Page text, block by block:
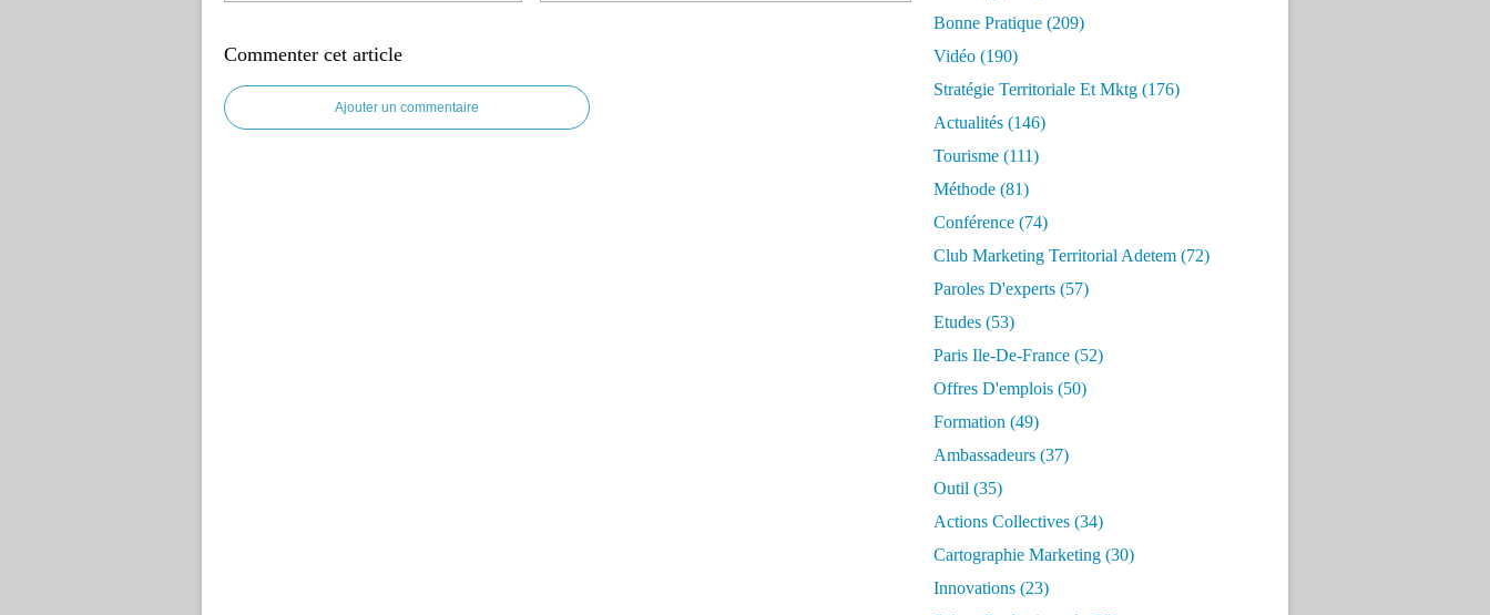
Commenter cet article
Ajouter un commentaire
Bonne Pratique (209)
Vidéo (190)
Stratégie Territoriale Et Mktg (176)
Actualités (146)
Tourisme (111)
Méthode (81)
Conférence (74)
Club Marketing Territorial Adetem (72)
Paroles D'experts (57)
Etudes (53)
Paris Ile-De-France (52)
Offres D'emplois (50)
Formation (49)
Ambassadeurs (37)
Outil (35)
Actions Collectives (34)
Cartographie Marketing (30)
Innovations (23)